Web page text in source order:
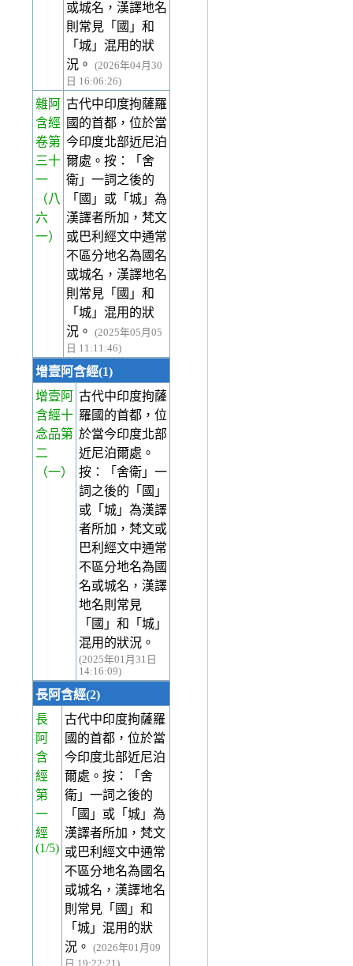
或城名，漢譯地名
則常見「國」和
「城」混用的狀
況。
(2026年04月30
日 16:06:26)
雜阿
含經
卷第
三十
一
（八
六
一）
古代中印度拘薩羅
國的首都，位於當
今印度北部近尼泊
爾處。按：「舍
衛」一詞之後的
「國」或「城」為
漢譯者所加，梵文
或巴利經文中通常
不區分地名為國名
或城名，漢譯地名
則常見「國」和
「城」混用的狀
況。
(2025年05月05
日 11:11:46)
增壹阿含經(1)
增壹阿
含經十
念品第
二
（一）
古代中印度拘薩
羅國的首都，位
於當今印度北部
近尼泊爾處。
按：「舍衛」一
詞之後的「國」
或「城」為漢譯
者所加，梵文或
巴利經文中通常
不區分地名為國
名或城名，漢譯
地名則常見
「國」和「城」
混用的狀況。
(2025年01月31日
14:16:09)
長阿含經(2)
長
阿
含
經
第
一
經
(1/5)
古代中印度拘薩羅
國的首都，位於當
今印度北部近尼泊
爾處。按：「舍
衛」一詞之後的
「國」或「城」為
漢譯者所加，梵文
或巴利經文中通常
不區分地名為國名
或城名，漢譯地名
則常見「國」和
「城」混用的狀
況。
(2026年01月09